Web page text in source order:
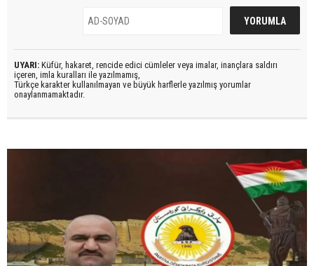
UYARI: Küfür, hakaret, rencide edici cümleler veya imalar, inançlara saldırı
içeren, imla kuralları ile yazılmamış,
Türkçe karakter kullanılmayan ve büyük harflerle yazılmış yorumlar
onaylanmamaktadır.